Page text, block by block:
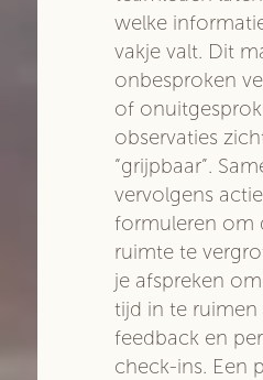
welke
vakje valt. Dit
onbesproken
of
observaties
“grijpbaar”.
vervolgens
formuleren om
ruimte te
je afspreken
tijd in te
feedback en
check-ins. Een